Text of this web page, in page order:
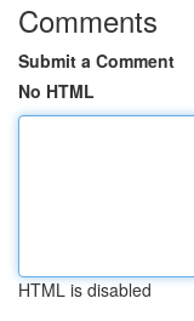
Comments
Submit a Comment
No HTML
HTML is disabled